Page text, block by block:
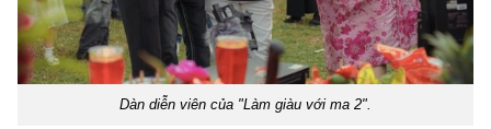
Dàn diễn viên của "Làm giàu với ma 2".